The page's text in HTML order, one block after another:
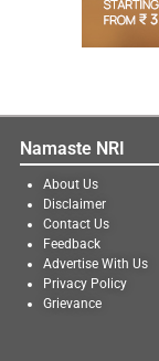
Namaste NRI
About Us
Disclaimer
Contact Us
Feedback
Advertise With Us
Privacy Policy
Grievance